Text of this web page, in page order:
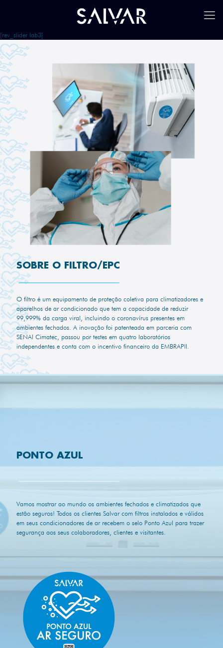
[rev_slider lab3]
SOBRE O FILTRO/EPC
O filtro é um equipamento de proteção coletiva para climatizadores e
aparelhos de ar condicionado que tem a capacidade de reduzir
99,999% da carga viral, incluindo o coronavírus presentes em
ambientes fechados. A inovação foi patenteada em parceria com
SENAI Cimatec, passou por testes em quatro laboratórios
independentes e conta com o incentivo financeiro da EMBRAPII.
PONTO AZUL
Vamos mostrar ao mundo os ambientes fechados e climatizados que
estão seguros! Todos os clientes Salvar com filtros instalados e válidos
em seus condicionadores de ar recebem o selo Ponto Azul para trazer
segurança aos seus colaboradores, clientes e visitantes.